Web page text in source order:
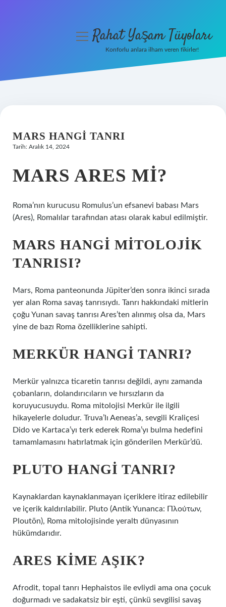
Hakkımızda
menüyüRahat Yaşam Tüyoları
Konforlu anlara ilham veren fikirler!
MARS HANGI TANRI
Tarih: Aralık 14, 2024
MARS ARES MI?
Roma’nın kurucusu Romulus’un efsanevi babası Mars
(Ares), Romalılar tarafından atası olarak kabul edilmiştir.
MARS HANGI MITOLOJIK
TANRISI?
Mars, Roma panteonunda Jüpiter’den sonra ikinci sırada
yer alan Roma savaş tanrısıydı. Tanrı hakkındaki mitlerin
çoğu Yunan savaş tanrısı Ares’ten alınmış olsa da, Mars
yine de bazı Roma özelliklerine sahipti.
MERKÜR HANGI TANRI?
Merkür yalnızca ticaretin tanrısı değildi, aynı zamanda
çobanların, dolandırıcıların ve hırsızların da
koruyucusuydu. Roma mitolojisi Merkür ile ilgili
hikayelerle doludur. Truva’lı Aeneas’a, sevgili Kraliçesi
Dido ve Kartaca’yı terk ederek Roma’yı bulma hedefini
tamamlamasını hatırlatmak için gönderilen Merkür’dü.
PLUTO HANGI TANRI?
Kaynaklardan kaynaklanmayan içeriklere itiraz edilebilir
ve içerik kaldırılabilir. Pluto (Antik Yunanca: Πλούτων,
Ploutōn), Roma mitolojisinde yeraltı dünyasının
hükümdarıdır.
ARES KIME AŞIK?
Afrodit, topal tanrı Hephaistos ile evliydi ama ona çocuk
doğurmadı ve sadakatsiz bir eşti, çünkü sevgilisi savaş